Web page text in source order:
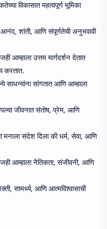
विकासात महत्वपूर्ण भूमिका
शांती, आणि संपूर्णतेची अनुभवावी
आम्हाला उत्तम मार्गदर्शन देतात
करतात.
साधन्यांना सांगतात आणि आम्हाला
जीवनात संतोष, प्रेम, आणि
मनाला संदेश दिला की धर्म, सेवा, आणि
आम्हाला नैतिकता, संजीवनी, आणि
सामर्थ्य, आणि आत्मविश्वासाची